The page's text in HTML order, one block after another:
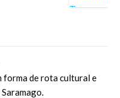
forma de rota cultural e